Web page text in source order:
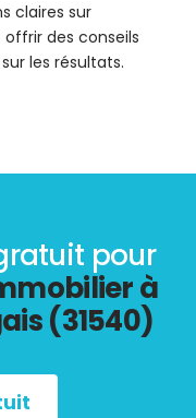
claires sur
des conseils
les résultats.
pour
à
(31540)